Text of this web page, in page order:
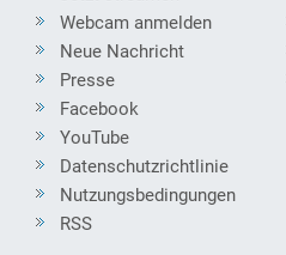
Webcam anmelden
Neue Nachricht
Presse
Facebook
YouTube
Datenschutzrichtlinie
Nutzungsbedingungen
RSS